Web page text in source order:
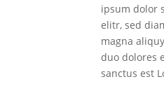
ipsum dolor
elitr, sed
magna
duo dolores
sanctus est